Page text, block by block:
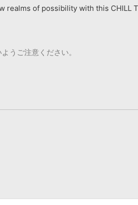
of possibility with this CHILL
うご注意ください。